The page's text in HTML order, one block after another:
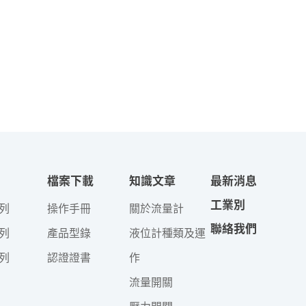
檔案下載
操作手冊
產品型錄
認證證書
知識文章
關於流量計
液位計種類及運
作
流量開關
最新消息
工業別
聯絡我們